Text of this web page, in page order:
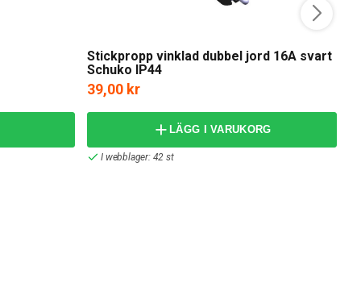
Stickpropp vinklad dubbel jord 16A svart
Schuko IP44
39,00 kr
LÄGG I VARUKORG
I webblager: 42 st